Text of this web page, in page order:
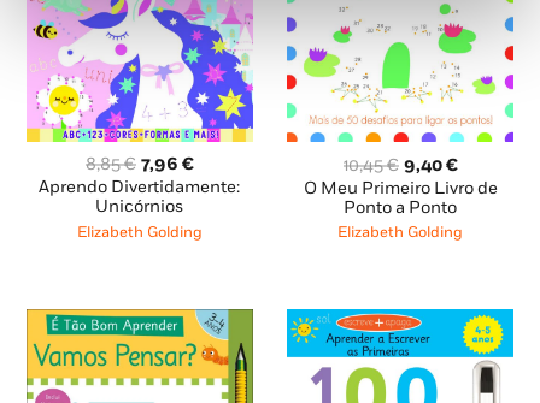
8,85€ O
preço
original
era:
7,96 €O
preço
é:
Aprendo Divertidamente:
Unicórnios
Elizabeth Golding
10,45€ O
preço
original
era:
9,40€O
preço
atual
é:
O Meu Primeiro Livro de
Ponto a Ponto
Elizabeth Golding